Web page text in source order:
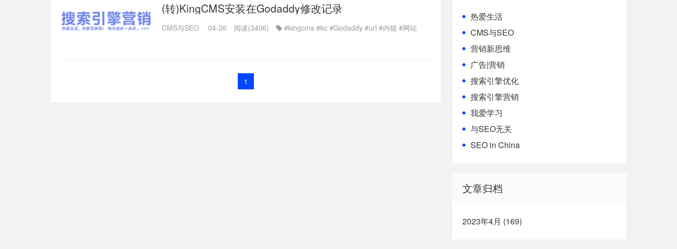
(转)KingCMS安装在Godaddy修改记录
CMS与SEO 04-26 阅读(3406) #kingcms #kc #Godaddy #url #内链 #网站
1
热爱生活
CMS与SEO
营销新思维
广告|营销
搜索引擎优化
搜索引擎营销
我爱学习
与SEO无关
SEO in China
文章归档
2023年4月 (169)